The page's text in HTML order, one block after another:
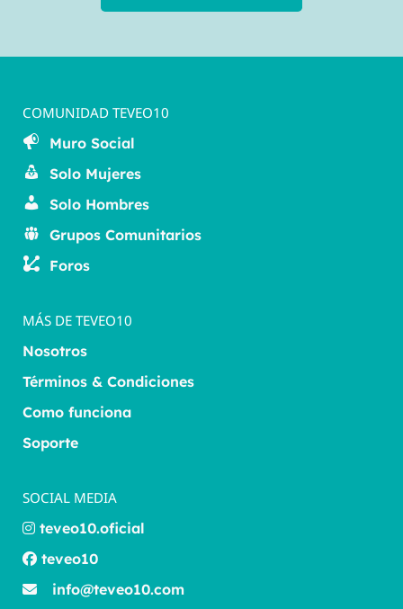
COMUNIDAD TEVEO10
Muro Social
Solo Mujeres
Solo Hombres
Grupos Comunitarios
Foros
MÁS DE TEVEO10
Nosotros
Términos & Condiciones
Como funciona
Soporte
SOCIAL MEDIA
teveo10.oficial
teveo10
info@teveo10.com